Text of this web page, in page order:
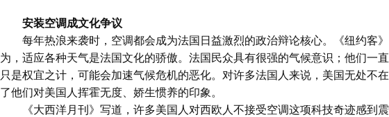
安装空调成文化争议
每年热浪来袭时，空调都会成为法国日益激烈的政治辩论核心。《纽约客
为，适应各种天气是法国文化的骄傲。法国民众具有很强的气候意识；他们一
只是权宜之计，可能会加速气候危机的恶化。对许多法国人来说，美国无处不
了他们对美国人挥霍无度、娇生惯养的印象。
《大西洋月刊》写道，许多美国人对西欧人不接受空调这项科技奇迹感到